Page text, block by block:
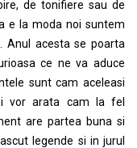
de tonifiere sau de
e la moda noi suntem
Anul acesta se poarta
ce ne va aduce
sunt cam aceleasi
vor arata cam la fel
are partea buna si
legende si in jurul